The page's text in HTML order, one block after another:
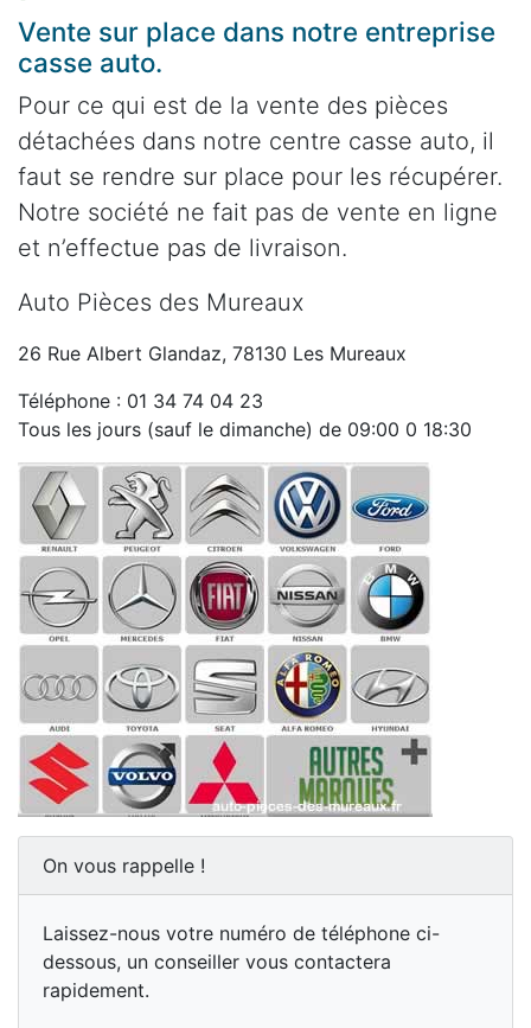
Vente sur place dans notre entreprise
casse auto.
Pour ce qui est de la vente des pièces
détachées dans notre centre casse auto, il
faut se rendre sur place pour les récupérer.
Notre société ne fait pas de vente en ligne
et n’effectue pas de livraison.
Auto Pièces des Mureaux
26 Rue Albert Glandaz, 78130 Les Mureaux
Téléphone : 01 34 74 04 23
Tous les jours (sauf le dimanche) de 09:00 0 18:30
On vous rappelle !
Laissez-nous votre numéro de téléphone ci-
dessous, un conseiller vous contactera
rapidement.